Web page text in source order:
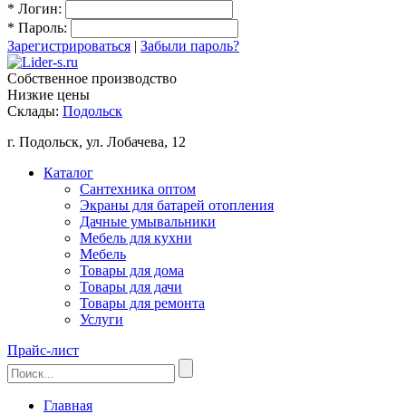
* Логин:
* Пароль:
Зарегистрироваться | Забыли пароль?
Собственное производство
Низкие цены
Склады: Подольск
г. Подольск, ул. Лобачева, 12
Каталог
Сантехника оптом
Экраны для батарей отопления
Дачные умывальники
Мебель для кухни
Мебель
Товары для дома
Товары для дачи
Товары для ремонта
Услуги
Прайс-лист
Главная